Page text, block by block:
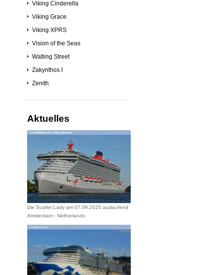
Viking Cinderella
Viking Grace
Viking XPRS
Vision of the Seas
Watling Street
Zakynthos I
Zenith
Aktuelles
Die Scarlet Lady am 07.09.2025 auslaufend
Amsterdam - Netherlands.